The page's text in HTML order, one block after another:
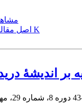
اصل 245.69 K
اندیشۀ